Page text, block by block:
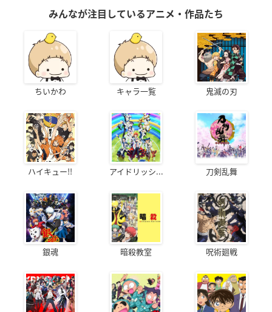
みんなが注目しているアニメ・作品たち
ちいかわ キャラ一覧 鬼滅の刃
ハイキュー!! アイドリッシ... 刀剣乱舞
銀魂 暗殺教室 呪術廻戦